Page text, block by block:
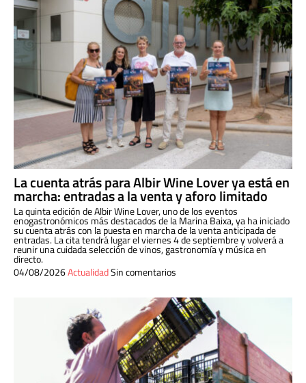
La cuenta atrás para Albir Wine Lover ya está en
marcha: entradas a la venta y aforo limitado
La quinta edición de Albir Wine Lover, uno de los eventos
enogastronómicos más destacados de la Marina Baixa, ya ha iniciado
su cuenta atrás con la puesta en marcha de la venta anticipada de
entradas. La cita tendrá lugar el viernes 4 de septiembre y volverá a
reunir una cuidada selección de vinos, gastronomía y música en
directo.
04/08/2026ActualidadSin comentarios